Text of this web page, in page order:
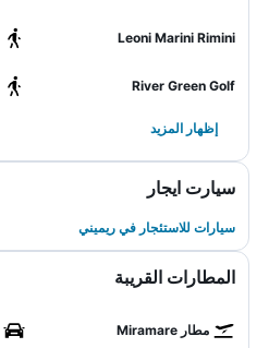
Leoni Marini Rimini
River Green Golf
إظهار المزيد
سيارت ايجار
سيارات للاستئجار في ريميني
المطارات القريبة
مطار Miramare